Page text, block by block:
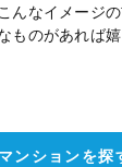
んなイメージ
ものがあれば嬉
ンションを探